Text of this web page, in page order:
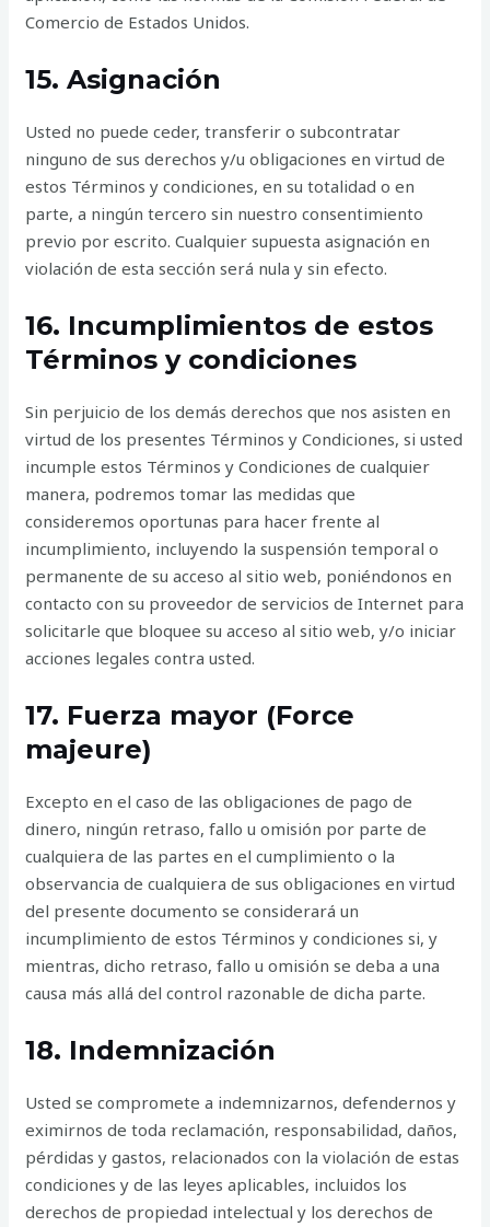
Comercio de Estados Unidos.
15. Asignación
Usted no puede ceder, transferir o subcontratar
ninguno de sus derechos y/u obligaciones en virtud de
estos Términos y condiciones, en su totalidad o en
parte, a ningún tercero sin nuestro consentimiento
previo por escrito. Cualquier supuesta asignación en
violación de esta sección será nula y sin efecto.
16. Incumplimientos de estos
Términos y condiciones
Sin perjuicio de los demás derechos que nos asisten en
virtud de los presentes Términos y Condiciones, si usted
incumple estos Términos y Condiciones de cualquier
manera, podremos tomar las medidas que
consideremos oportunas para hacer frente al
incumplimiento, incluyendo la suspensión temporal o
permanente de su acceso al sitio web, poniéndonos en
contacto con su proveedor de servicios de Internet para
solicitarle que bloquee su acceso al sitio web, y/o iniciar
acciones legales contra usted.
17. Fuerza mayor (Force
majeure)
Excepto en el caso de las obligaciones de pago de
dinero, ningún retraso, fallo u omisión por parte de
cualquiera de las partes en el cumplimiento o la
observancia de cualquiera de sus obligaciones en virtud
del presente documento se considerará un
incumplimiento de estos Términos y condiciones si, y
mientras, dicho retraso, fallo u omisión se deba a una
causa más allá del control razonable de dicha parte.
18. Indemnización
Usted se compromete a indemnizarnos, defendernos y
eximirnos de toda reclamación, responsabilidad, daños,
pérdidas y gastos, relacionados con la violación de estas
condiciones y de las leyes aplicables, incluidos los
derechos de propiedad intelectual y los derechos de